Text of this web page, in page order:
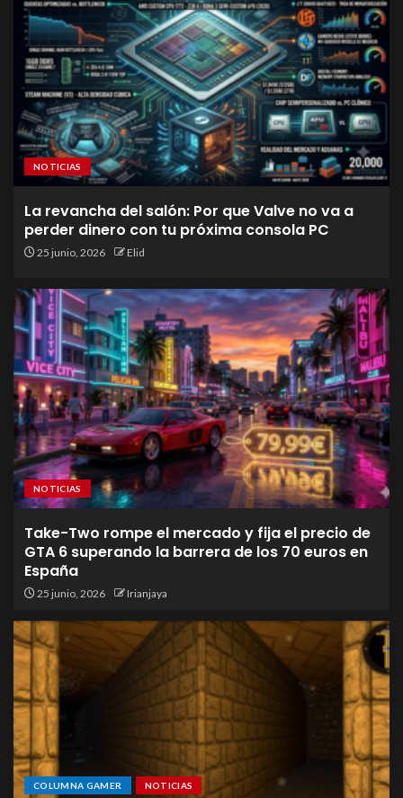
NOTICIAS
La revancha del salón: Por que Valve no va a
perder dinero con tu próxima consola PC
25 junio, 2026 Elid
NOTICIAS
Take-Two rompe el mercado y fija el precio de
GTA 6 superando la barrera de los 70 euros en
España
25 junio, 2026 Irianjaya
COLUMNA GAMER NOTICIAS